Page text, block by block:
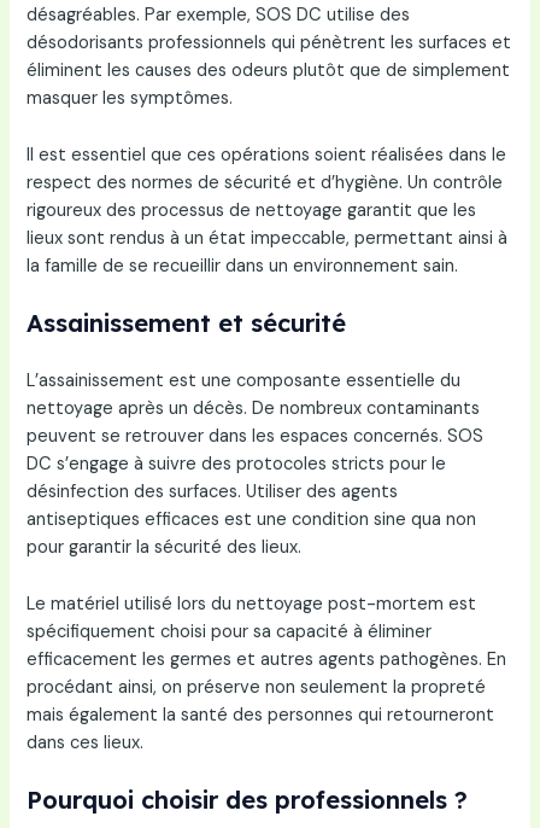
désagréables. Par exemple, SOS DC utilise des
désodorisants professionnels qui pénètrent les surfaces et
éliminent les causes des odeurs plutôt que de simplement
masquer les symptômes.
Il est essentiel que ces opérations soient réalisées dans le
respect des normes de sécurité et d’hygiène. Un contrôle
rigoureux des processus de nettoyage garantit que les
lieux sont rendus à un état impeccable, permettant ainsi à
la famille de se recueillir dans un environnement sain.
Assainissement et sécurité
L’assainissement est une composante essentielle du
nettoyage après un décès. De nombreux contaminants
peuvent se retrouver dans les espaces concernés. SOS
DC s’engage à suivre des protocoles stricts pour le
désinfection des surfaces. Utiliser des agents
antiseptiques efficaces est une condition sine qua non
pour garantir la sécurité des lieux.
Le matériel utilisé lors du nettoyage post-mortem est
spécifiquement choisi pour sa capacité à éliminer
efficacement les germes et autres agents pathogènes. En
procédant ainsi, on préserve non seulement la propreté
mais également la santé des personnes qui retourneront
dans ces lieux.
Pourquoi choisir des professionnels ?